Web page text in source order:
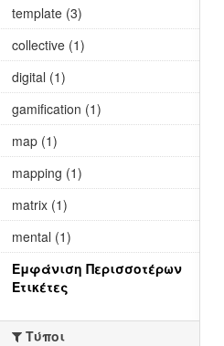
template (3)
collective (1)
digital (1)
gamification (1)
map (1)
mapping (1)
matrix (1)
mental (1)
Εμφάνιση Περισσοτέρων
Ετικέτες
Τύποι